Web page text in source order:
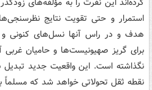
استمرار و حتی تقویت نتایج
هدف و در راس آنها نسل‌های کنونی و
برای گریز صهیونیست‌ها و حامیان
نگذاشته است. این واقعیت جدید
نقطه ثقل تحولاتی خواهد شد که مسلماً